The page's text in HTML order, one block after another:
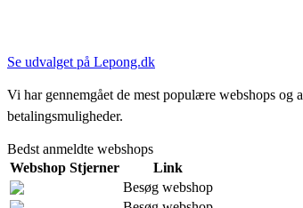
Se udvalget på Lepong.dk
Vi har gennemgået de mest populære webshops og
betalingsmuligheder.
Bedst anmeldte webshops
Webshop Stjerner
Link
Besøg webshop